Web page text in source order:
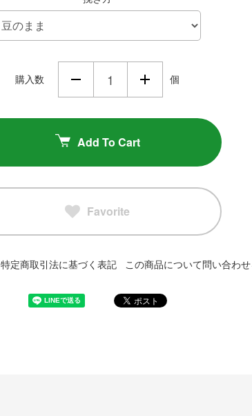
購入数 個
Add To Cart
Favorite
特定商取引法に基づく表記 この商品について問い合わ